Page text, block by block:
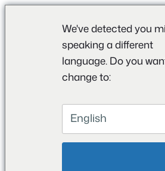
We've detected you
speaking a different
language. Do you
change to:
English